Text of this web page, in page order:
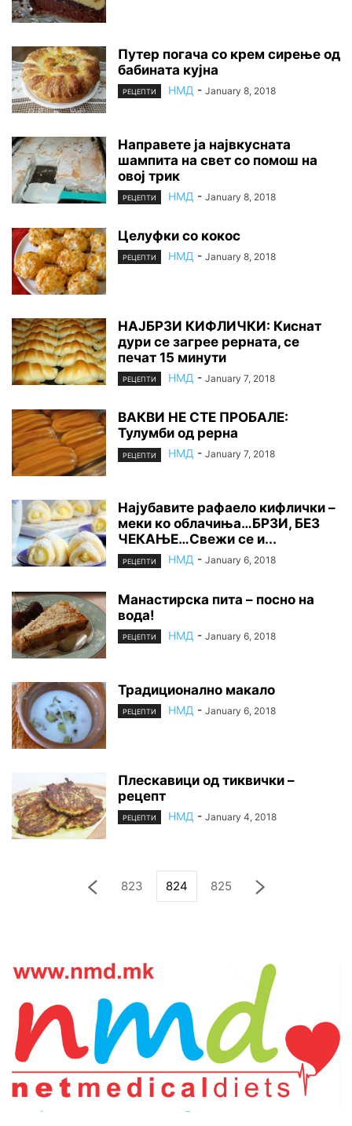
Путер погача со крем сирење од
бабината кујна
РЕЦЕПТИ НМД - January 8, 2018
Направете ја највкусната
шампита на свет со помош на
овој трик
РЕЦЕПТИ НМД - January 8, 2018
Целуфки со кокос
РЕЦЕПТИ НМД - January 8, 2018
НАЈБРЗИ КИФЛИЧКИ: Киснат
дури се загрее рерната, се
печат 15 минути
РЕЦЕПТИ НМД - January 7, 2018
ВАКВИ НЕ СТЕ ПРОБАЛЕ:
Тулумби од рерна
РЕЦЕПТИ НМД - January 7, 2018
Најубавите рафаело кифлички –
меки ко облачиња…БРЗИ, БЕЗ
ЧЕКАЊЕ…Свежи се и...
РЕЦЕПТИ НМД - January 6, 2018
Манастирска пита – посно на
вода!
РЕЦЕПТИ НМД - January 6, 2018
Традиционално макало
РЕЦЕПТИ НМД - January 6, 2018
Плескавици од тиквички –
рецепт
РЕЦЕПТИ НМД - January 4, 2018
823 824 825